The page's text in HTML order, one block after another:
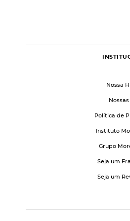
Nossa
Política de
Instituto
Grupo
Seja um
Seja um